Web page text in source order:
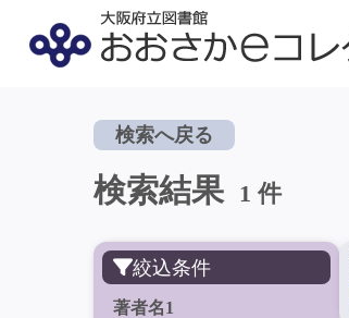
検索へ戻る
検索結果 1 件
絞込条件
著者名1